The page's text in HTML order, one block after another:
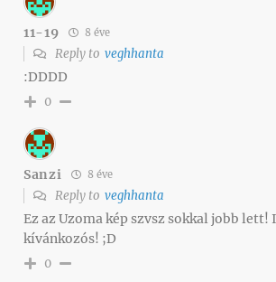
11-19 8 éve
Reply to veghhanta
:DDDD
0
Sanzi 8 éve
Reply to veghhanta
Ez az Uzoma kép szvsz sokkal jobb
kívánkozós! ;D
0